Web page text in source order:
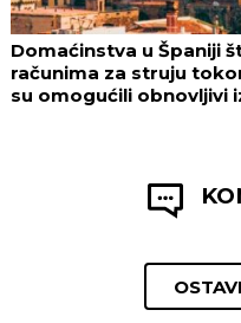
Domaćinstva u Španiji
računima za struju
su omogućili obnovljivi